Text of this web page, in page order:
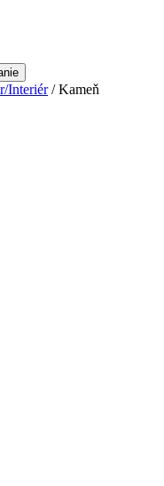
Interiér/ Kameň